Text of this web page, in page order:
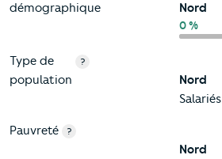
démographique
Nord
0 %
Type de
population
?
Nord
Salariés
Pauvreté ?
Nord